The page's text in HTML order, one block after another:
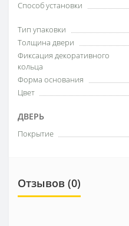
Способ установки
Тип упаковки
Толщина двери
Фиксация декоративного
кольца
Форма основания
Цвет
ДВЕРЬ
Покрытие
Отзывов (0)